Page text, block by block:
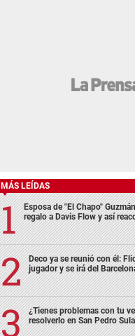
MÁS LEÍDAS
Esposa de "El Chapo"
regalo a Davis Flow y así
Deco ya se reunió con él:
jugador y se irá del
¿Tienes problemas con tu
resolverlo en San Pedro Sula